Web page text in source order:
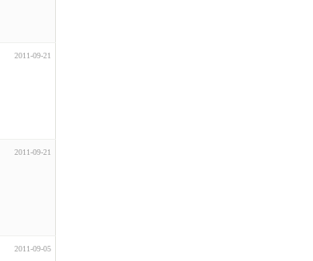
2011-09-21
2011-09-21
2011-09-05